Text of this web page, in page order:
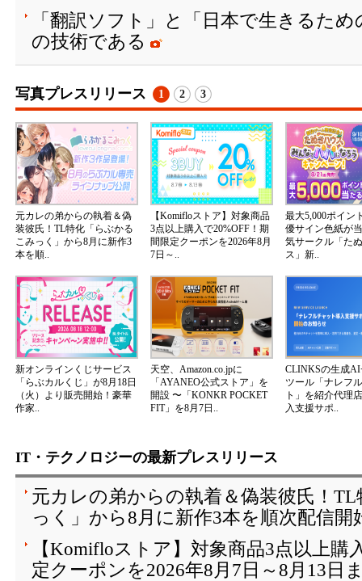
「翻訳ソフト」と「⽇本で⽣きるた
の技術である
写真プレスリリース 1 2 3
元カレの弟からの執着＆偽
装彼氏！TL特化「らぶかる
こみっく」から8月に新作3
本を順..
【Komifloストア】対象商品
3点以上購入で20%OFF！期
間限定クーポンを2026年8月
7日～..
最大5,000ポイン
優サイン色紙が
気サークル「た
ス」新..
新オンラインくじサービス
「らぶカルくじ」が8月18日
（火）より販売開始！豪華
作家..
天空、Amazon.co.jpに
「AYANEO公式ストア」を
開設 〜「KONKR POCKET
FIT」を8月7日..
CLINKSの生成
ツール「ナレフ
ト」を紹介代理
入支援サポ..
IT・テクノロジーの最新プレスリリース
元カレの弟からの執着＆偽装彼氏！
っく」から8月に新作3本を順次配信開
【Komifloストア】対象商品3点以上購
定クーポンを2026年8月7日～8月13日